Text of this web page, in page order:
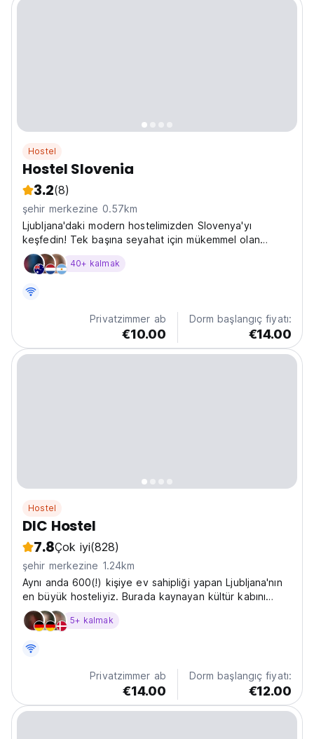
Hostel
Hostel Slovenia
3.2(8)
şehir merkezine 0.57km
Ljubljana'daki modern hostelimizden Slovenya'yı
keşfedin! Tek başına seyahat için mükemmel olan
Hostel Slovenia, Ljubljana şehir merkezinin en iyi
yerlerinin yakınında sosyal bir ortam sunar. (Auto-
40+ kalmak
Privatzimmer ab
€10.00
Dorm başlangıç fiyatı:
€14.00
Hostel
DIC Hostel
7.8Çok iyi(828)
şehir merkezine 1.24km
Aynı anda 600(!) kişiye ev sahipliği yapan Ljubljana'nın
en büyük hosteliyiz. Burada kaynayan kültür kabını
hayal edin!!!
5+ kalmak
Privatzimmer ab
€14.00
Dorm başlangıç fiyatı:
€12.00